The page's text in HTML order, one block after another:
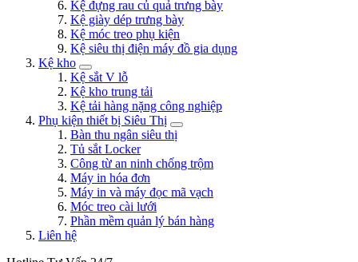
Kệ đựng rau củ quả trưng bày
Kệ giày dép trưng bày
Kệ móc treo phụ kiện
Kệ siêu thị điện máy đồ gia dụng
Kệ kho
Kệ sắt V lỗ
Kệ kho trung tải
Kệ tải hàng nặng công nghiệp
Phụ kiện thiết bị Siêu Thị
Bàn thu ngân siêu thị
Tủ sắt Locker
Công từ an ninh chống trộm
Máy in hóa đơn
Máy in và máy đọc mã vạch
Móc treo cài lưới
Phần mềm quản lý bán hàng
Liên hệ